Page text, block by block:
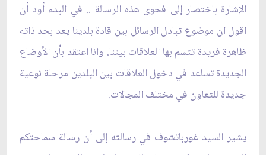
الإشارة باختصار إلى فحوى هذه الرسالة .. في البدء أود أن
اقول ان موضوع تبادل الرسائل بين قادة بلدينا يعد بحد ذاته
ظاهرة فريدة تتسم بها العلاقات بيننا. وانا اعتقد بأن الأوضاع
الجديدة تساعد في دخول العلاقات بين البلدين مرحلة نوعية
جديدة للتعاون في مختلف المجالات.
يشير السيد غورباتشوف في رسالته إلى أن رسالة سماحتكم